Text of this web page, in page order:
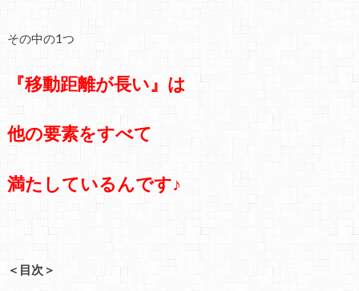
その中の1つ
『移動距離が長い』は
他の要素をすべて
満たしているんです♪
＜目次＞